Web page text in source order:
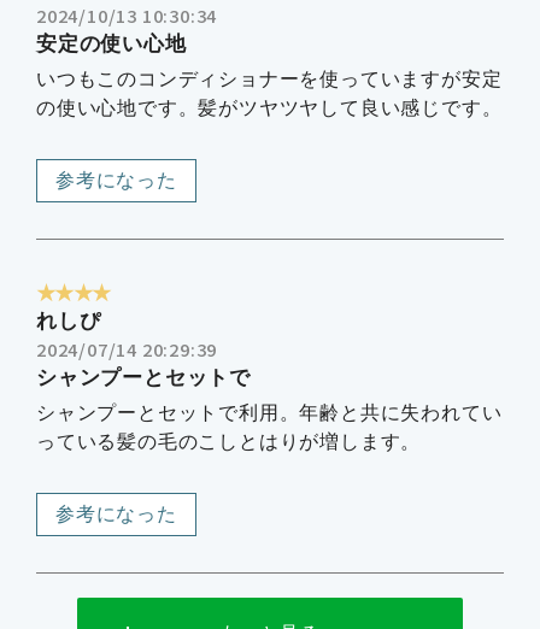
2024/10/13 10:30:34
安定の使い心地
いつもこのコンディショナーを使っていますが安定
の使い心地です。髪がツヤツヤして良い感じです。
参考になった
★★★★
れしぴ
2024/07/14 20:29:39
シャンプーとセットで
シャンプーとセットで利用。年齢と共に失われてい
っている髪の毛のこしとはりが増します。
参考になった